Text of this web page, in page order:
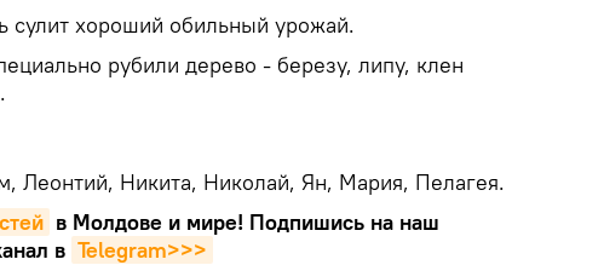
сулит хороший обильный урожай.
рубили дерево - березу, липу, клен
Леонтий, Никита, Николай, Ян, Мария, Пелагея.
в Молдове и мире! Подпишись на наш
в Telegram>>>